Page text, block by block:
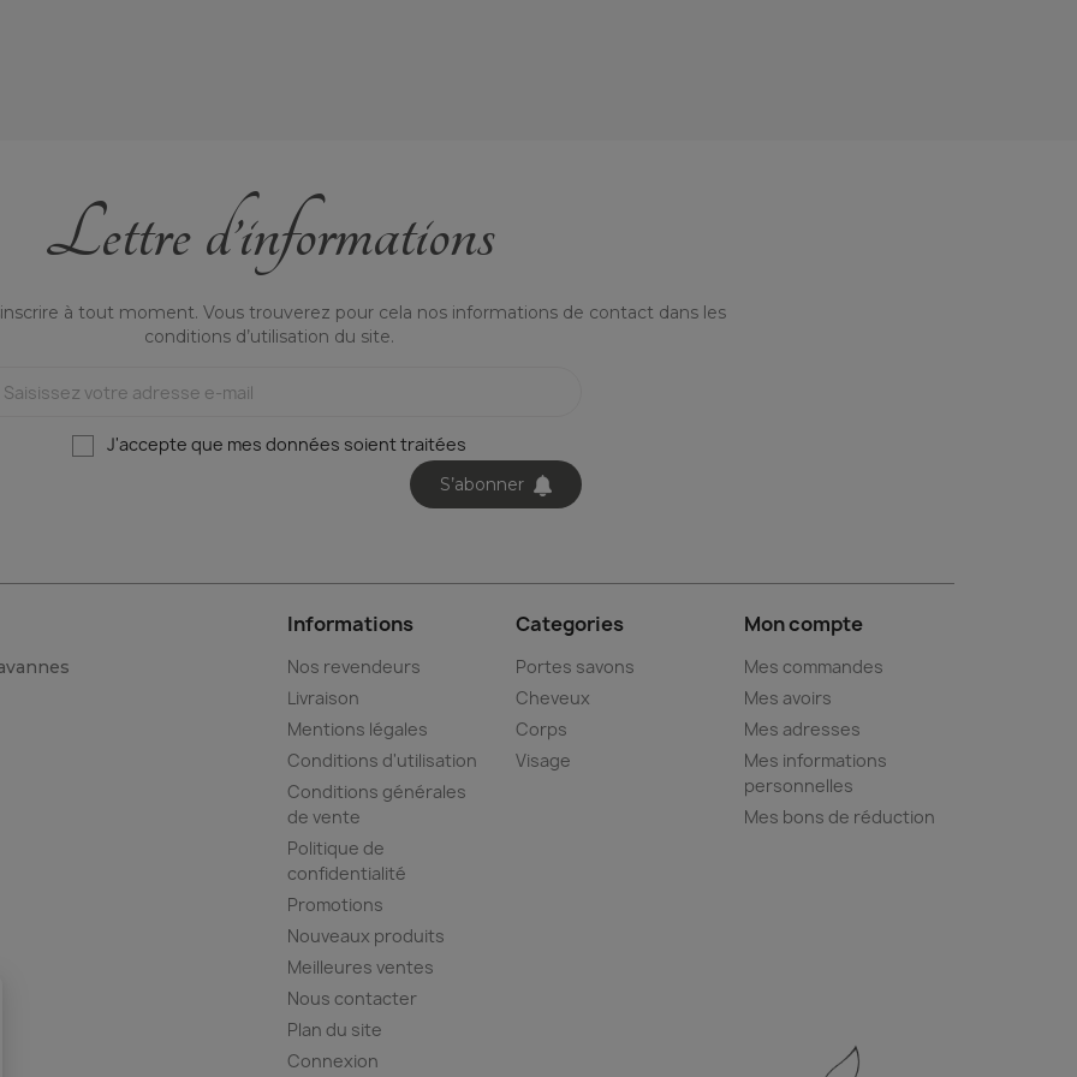
Lettre d’informations
à tout moment. Vous trouverez pour cela nos informations de contact dans les
conditions d’utilisation du site.
S’abonner
J'accepte que mes données soient traitées
Informations
Nos revendeurs
Livraison
Mentions légales
Conditions d'utilisation
Conditions générales
de vente
Politique de
confidentialité
Promotions
Nouveaux produits
Meilleures ventes
Nous contacter
Plan du site
Connexion
Categories
Portes savons
Cheveux
Corps
Visage
Mon compte
Mes commandes
Mes avoirs
Mes adresses
Mes informations
personnelles
Mes bons de réduction